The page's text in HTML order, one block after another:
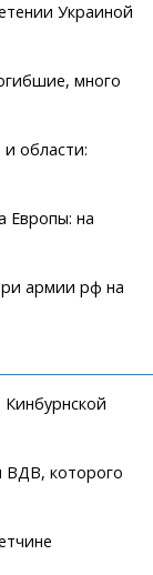
Украиной
много
области:
Европы: на
армии рф на
ВДВ, которого